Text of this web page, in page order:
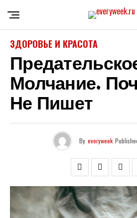
ЗДОРОВЬЕ И КРАСОТА
Молчание.
Не Пишет
By everyweek